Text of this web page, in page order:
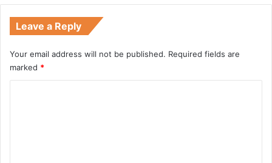
Leave a Reply
Your email address will not be published. Required fields are
marked *